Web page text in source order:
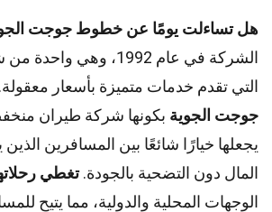
هل تساءلت يومًا عن خطوط جوجت
الشركة في عام 1992، وهي
التي تقدم خدمات متميزة بأسعار
جوجت الجوية بكونها شركة طيران
يجعلها خيارًا شائعًا بين المسافرين
المال دون التضحية بالجودة.تغطي
الوجهات المحلية والدولية، مما يتيح